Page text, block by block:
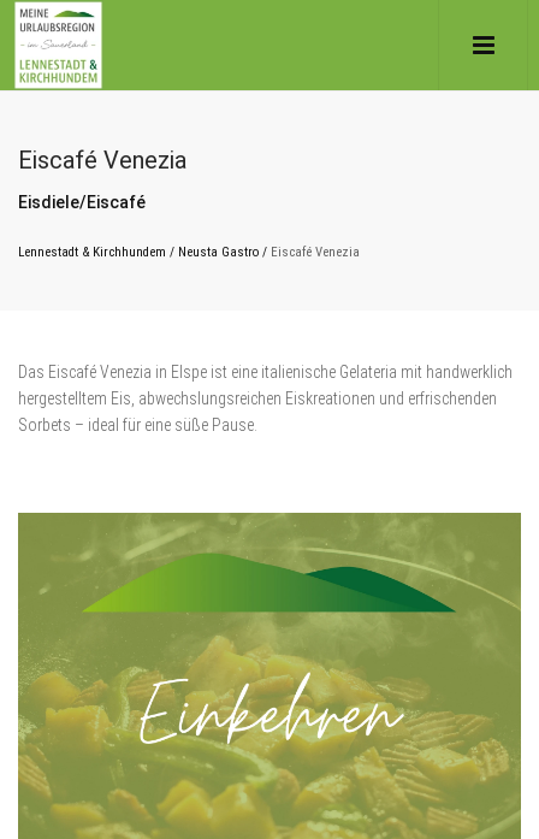
Eiscafé Venezia
Eisdiele/Eiscafé
Lennestadt & Kirchhundem / Neusta Gastro / Eiscafé Venezia
Das Eiscafé Venezia in Elspe ist eine italienische Gelateria mit handwerklich
hergestelltem Eis, abwechslungsreichen Eiskreationen und erfrischenden
Sorbets – ideal für eine süße Pause.